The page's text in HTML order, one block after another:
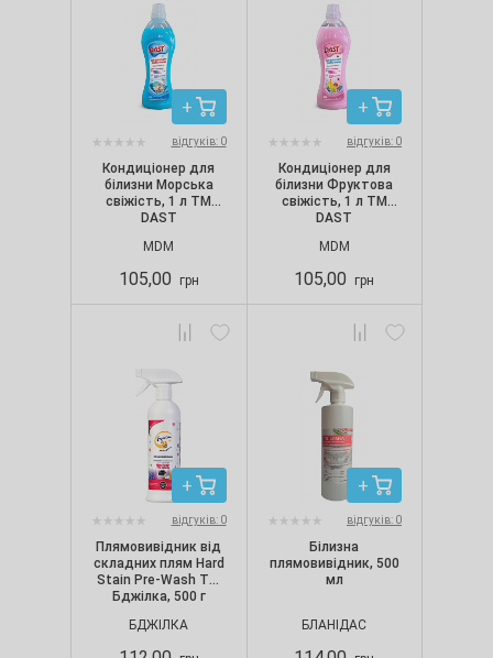
відгуків: 0
Кондиціонер для
білизни Морська
свіжість, 1 л ТМ
DAST
MDM
105,00 грн
відгуків: 0
Кондиціонер для
білизни Фруктова
свіжість, 1 л ТМ
DAST
MDM
105,00 грн
відгуків: 0
Плямовивідник від
складних плям Hard
Stain Pre-Wash ТМ
Бджілка, 500 г
БДЖІЛКА
відгуків: 0
Білизна
плямовивідник, 500
мл
БЛАНІДАС